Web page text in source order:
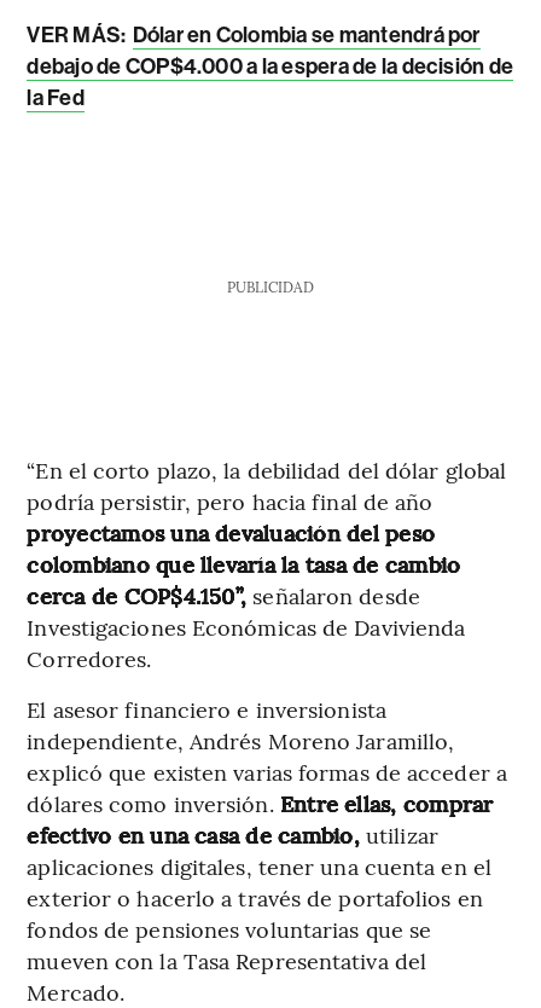
VER MÁS: Dólar en Colombia se mantendrá por
debajo de COP$4.000 a la espera de la decisión de
la Fed
PUBLICIDAD
“En el corto plazo, la debilidad del dólar global
podría persistir, pero hacia final de año
proyectamos una devaluación del peso
colombiano que llevaría la tasa de cambio
cerca de COP$4.150”, señalaron desde
Investigaciones Económicas de Davivienda
Corredores.
El asesor financiero e inversionista
independiente, Andrés Moreno Jaramillo,
explicó que existen varias formas de acceder a
dólares como inversión. Entre ellas, comprar
efectivo en una casa de cambio,utilizar
aplicaciones digitales, tener una cuenta en el
exterior o hacerlo a través de portafolios en
fondos de pensiones voluntarias que se
mueven con la Tasa Representativa del
Mercado.